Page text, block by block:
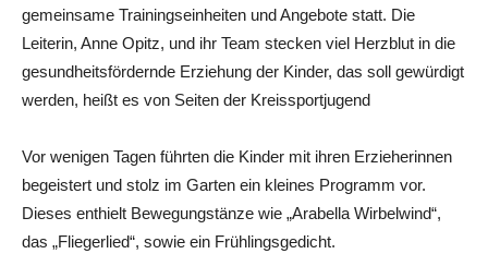
gemeinsame Trainingseinheiten und Angebote statt. Die
Leiterin, Anne Opitz, und ihr Team stecken viel Herzblut in die
gesundheitsfördernde Erziehung der Kinder, das soll gewürdigt
werden, heißt es von Seiten der Kreissportjugend
Vor wenigen Tagen führten die Kinder mit ihren Erzieherinnen
begeistert und stolz im Garten ein kleines Programm vor.
Dieses enthielt Bewegungstänze wie „Arabella Wirbelwind“,
das „Fliegerlied“, sowie ein Frühlingsgedicht.